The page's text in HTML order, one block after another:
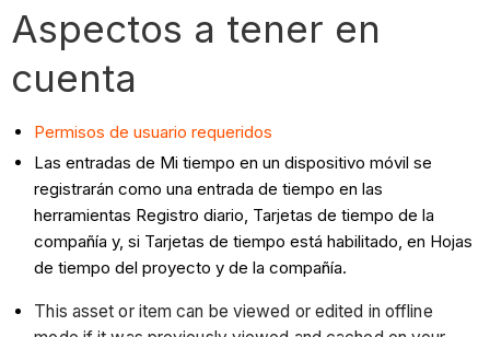
Aspectos a tener en
cuenta
Permisos de usuario requeridos
Las entradas de Mi tiempo en un dispositivo móvil se
registrarán como una entrada de tiempo en las
herramientas Registro diario, Tarjetas de tiempo de la
compañía y, si Tarjetas de tiempo está habilitado, en Hojas
de tiempo del proyecto y de la compañía.
This asset or item can be viewed or edited in offline